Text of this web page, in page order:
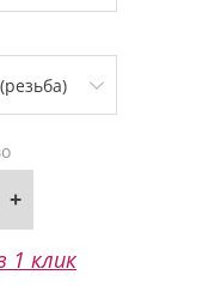
+
1 клик